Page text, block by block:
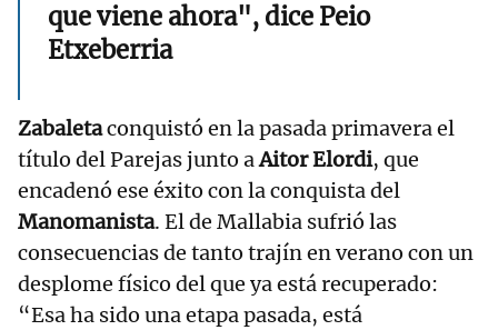
que viene ahora", dice Peio
Etxeberria
Zabaletaconquistó en la pasada primavera el
título del Parejas junto aAitor Elordi, que
encadenó ese éxito con la conquista del
Manomanista. El de Mallabia sufrió las
consecuencias de tanto trajín en verano con un
desplome físico del que ya está recuperado:
“Esa ha sido una etapa pasada, está